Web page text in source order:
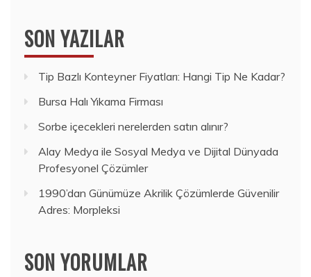
SON YAZILAR
Tip Bazlı Konteyner Fiyatları: Hangi Tip Ne Kadar?
Bursa Halı Yıkama Firması
Sorbe içecekleri nerelerden satın alınır?
Alay Medya ile Sosyal Medya ve Dijital Dünyada
Profesyonel Çözümler
1990’dan Günümüze Akrilik Çözümlerde Güvenilir
Adres: Morpleksi
SON YORUMLAR